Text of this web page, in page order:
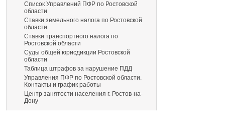
Список Управлений ПФР по Ростовской
области
Ставки земельного налога по Ростовской
области
Ставки транспортного налога по
Ростовской области
Суды общей юрисдикции Ростовской
области
Таблица штрафов за нарушение ПДД
Управления ПФР по Ростовской области.
Контакты и график работы
Центр занятости населения г. Ростов-на-
Дону